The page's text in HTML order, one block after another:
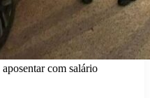
com salário